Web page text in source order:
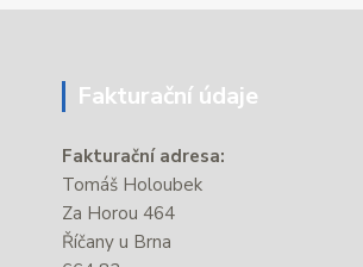
Fakturační údaje
Fakturační adresa:
Tomáš Holoubek
Za Horou 464
Říčany u Brna